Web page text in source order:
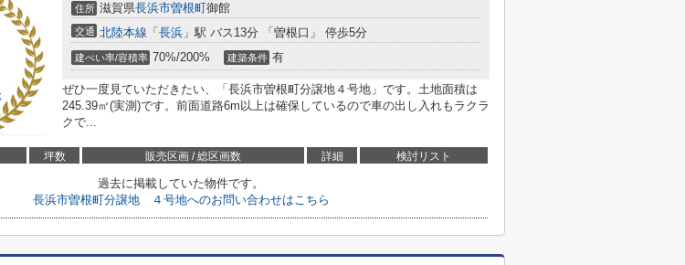
住所 滋賀県長浜市曽根町御館
交通 北陸本線 「 長浜 」駅 バス13分 「曽根口」 停歩5分
建ぺい率/容積率 70%/200% 建築条件 有
ぜひ一度見ていただきたい、「長浜市曽根町分譲地４号地」です。土地面積は
245.39㎡(実測)です。前面道路6m以上は確保しているので車の出し入れもラクラ
クで...
坪数 販売区画 / 総区画数 詳細 検討リスト
過去に掲載していた物件です。
長浜市曽根町分譲地 ４号地へのお問い合わせはこちら